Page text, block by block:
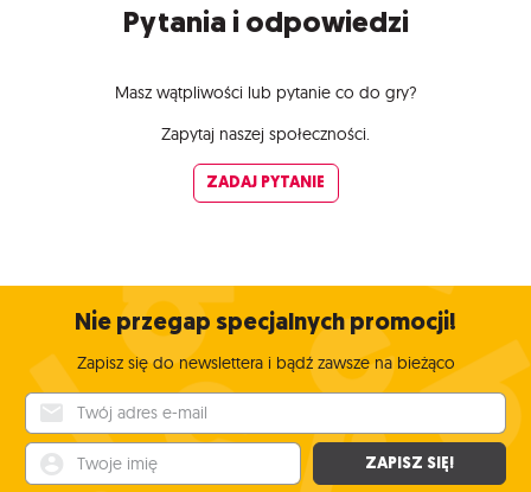
Pytania i odpowiedzi
Masz wątpliwości lub pytanie co do gry?
Zapytaj naszej społeczności.
ZADAJ PYTANIE
Nie przegap specjalnych promocji!
Zapisz się do newslettera i bądź zawsze na bieżąco
ZAPISZ SIĘ!